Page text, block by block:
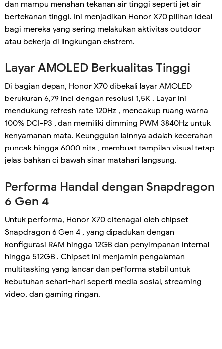
dan mampu menahan tekanan air tinggi seperti jet air
bertekanan tinggi. Ini menjadikan Honor X70 pilihan ideal
bagi mereka yang sering melakukan aktivitas outdoor
atau bekerja di lingkungan ekstrem.
Layar AMOLED Berkualitas Tinggi
Di bagian depan, Honor X70 dibekali layar AMOLED
berukuran 6,79 inci dengan resolusi 1,5K . Layar ini
mendukung refresh rate 120Hz , mencakup ruang warna
100% DCI-P3 , dan memiliki dimming PWM 3840Hz untuk
kenyamanan mata. Keunggulan lainnya adalah kecerahan
puncak hingga 6000 nits , membuat tampilan visual tetap
jelas bahkan di bawah sinar matahari langsung.
Performa Handal dengan Snapdragon
6 Gen 4
Untuk performa, Honor X70 ditenagai oleh chipset
Snapdragon 6 Gen 4 , yang dipadukan dengan
konfigurasi RAM hingga 12GB dan penyimpanan internal
hingga 512GB . Chipset ini menjamin pengalaman
multitasking yang lancar dan performa stabil untuk
kebutuhan sehari-hari seperti media sosial, streaming
video, dan gaming ringan.